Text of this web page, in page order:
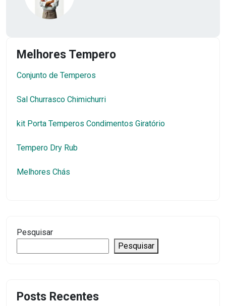
Melhores Tempero
Conjunto de Temperos
Sal Churrasco Chimichurri
kit Porta Temperos Condimentos Giratório
Tempero Dry Rub
Melhores Chás
Pesquisar
Pesquisar
Posts Recentes